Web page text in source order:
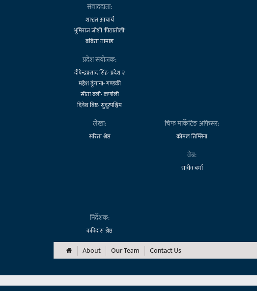
संवाददाता:
शाश्वत आचार्य
भूमिराज जोशी 'पिठातोली'
बबिता तामाङ
प्रदेश संयोजक:
दीपेन्द्रप्रसाद सिंह- प्रदेश २
महेश ढुंगाना- गण्डकी
सीता वली- कर्णाली
दिनेश बिष्ट- सुदूरपश्चिम
लेखा:
सरिता श्रेष्ठ
चिफ मार्केटिङ अफिसर:
कोमल तिम्सिना
वेब:
सञ्जीव बर्मा
निर्देशक:
कविदास श्रेष्ठ
About Our Team Contact Us